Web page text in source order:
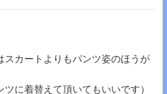
スカートよりもパンツ姿のほうが
ツに着替えて頂いてもいいです）